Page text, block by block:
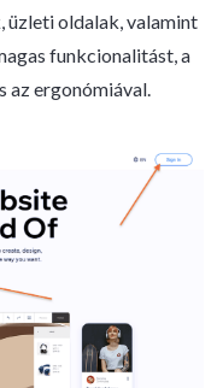
üzleti oldalak, valamint
funkcionalitást, a
az ergonómiával.